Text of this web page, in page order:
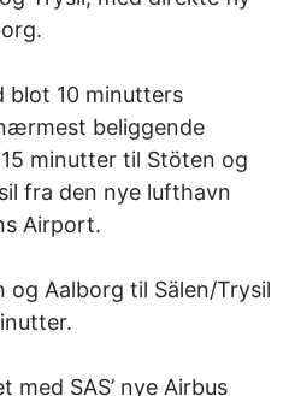
blot 10 minutters
beliggende
minutter til Stöten og
fra den nye lufthavn
Airport.
og Aalborg til Sälen/Trysil
med SAS’ nye Airbus